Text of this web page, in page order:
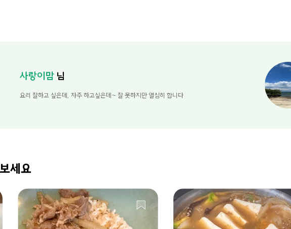
사랑이맘 님
요리 잘하고 싶은데, 자주 하고싶은데~ 잘 못하지만 열심히 합니다
세요